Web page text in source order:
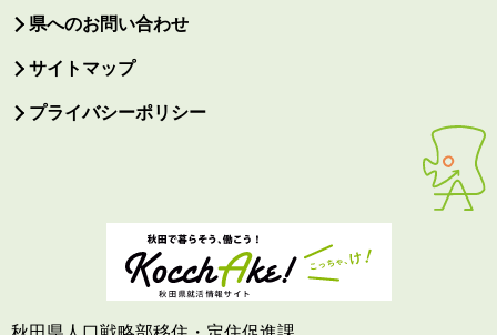
県へのお問い合わせ
サイトマップ
プライバシーポリシー